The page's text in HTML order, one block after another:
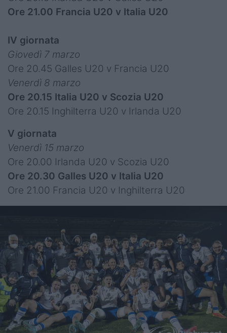
Ore 21.00 Francia U20 v Italia U20
IV giornata
Giovedì 7 marzo
Ore 20.45 Galles U20 v Francia U20
Venerdì 8 marzo
Ore 20.15 Italia U20 v Scozia U20
Ore 20.15 Inghilterra U20 v Irlanda U20
V giornata
Venerdì 15 marzo
Ore 20.00 Irlanda U20 v Scozia U20
Ore 20.30 Galles U20 v Italia U20
Ore 21.00 Francia U20 v Inghilterra U20